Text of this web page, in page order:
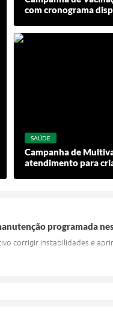
com cronograma
SAÚDE
Campanha de
atendimento para
programada
corrigir instabilidades e